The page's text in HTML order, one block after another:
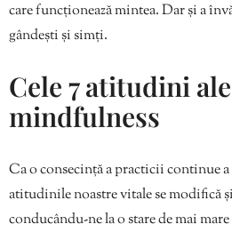
care funcționează mintea. Dar și a
gândești și simți.
Cele 7 atitudini
mindfulness
Ca o consecință a practicii continue a
atitudinile noastre vitale se modifică
conducându-ne la o stare de mai